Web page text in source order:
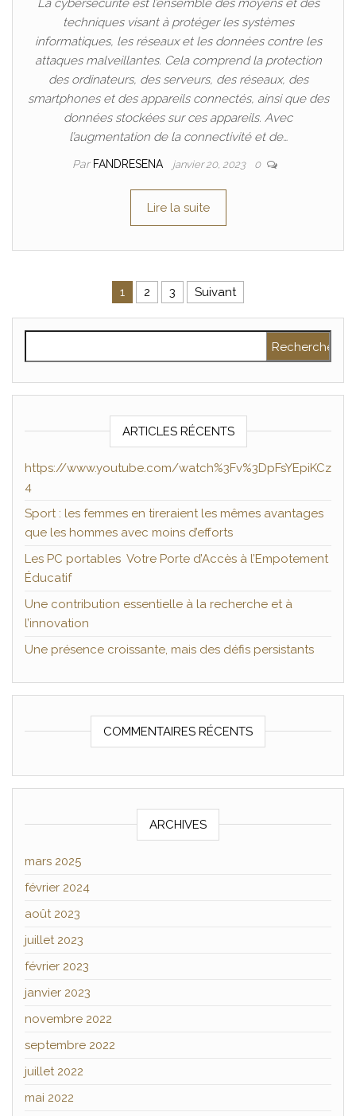
La cybersécurité est l’ensemble des moyens et des
techniques visant à protéger les systèmes
informatiques, les réseaux et les données contre les
attaques malveillantes. Cela comprend la protection
des ordinateurs, des serveurs, des réseaux, des
smartphones et des appareils connectés, ainsi que des
données stockées sur ces appareils. Avec
l’augmentation de la connectivité et de…
Par FANDRESENA janvier 20, 2023 0
Lire la suite
Pagination des publications
1 2 3 Suivant
ARTICLES RÉCENTS
https://www.youtube.com/watch%3Fv%3DpFsYEpiKCz
4
Sport : les femmes en tireraient les mêmes avantages
que les hommes avec moins d’efforts
Les PC portables Votre Porte d’Accès à l’Empotement
Éducatif
Une contribution essentielle à la recherche et à
l’innovation
Une présence croissante, mais des défis persistants
COMMENTAIRES RÉCENTS
ARCHIVES
mars 2025
février 2024
août 2023
juillet 2023
février 2023
janvier 2023
novembre 2022
septembre 2022
juillet 2022
mai 2022